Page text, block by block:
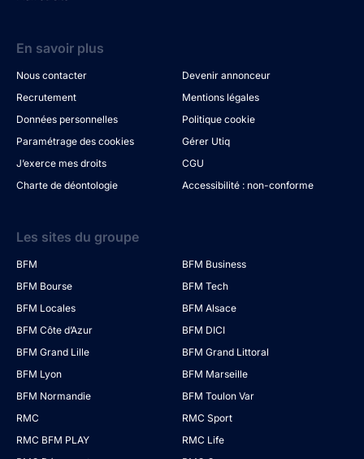
En savoir plus
Nous contacter
Devenir annonceur
Recrutement
Mentions légales
Données personnelles
Politique cookie
Paramétrage des cookies
Gérer Utiq
J’exerce mes droits
CGU
Charte de déontologie
Accessibilité : non-conforme
Les sites du groupe
BFM
BFM Business
BFM Bourse
BFM Tech
BFM Locales
BFM Alsace
BFM Côte d’Azur
BFM DICI
BFM Grand Lille
BFM Grand Littoral
BFM Lyon
BFM Marseille
BFM Normandie
BFM Toulon Var
RMC
RMC Sport
RMC BFM PLAY
RMC Life